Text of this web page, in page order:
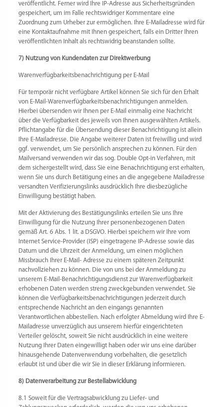
veröffentlicht. Ferner wird Ihre IP-Adresse aus Sicherheitsgründen
gespeichert, um im Falle rechtswidriger Kommentare eine
Zuordnung zum Urheber zur ermöglichen. Ihre E-Mailadresse wird für
eine Kontaktaufnahme mit Ihnen gespeichert, falls ein Dritter Ihren
veröffentlichten Inhalt als rechtswidrig beanstanden sollte.
7) Nutzung von Kundendaten zur Direktwerbung
Warenverfügbarkeitsbenachrichtigung per E-Mail
Für temporär nicht verfügbare Artikel können Sie sich für den Erhalt
von E-Mail-Warenverfügbarkeitsbenachrichtigungen anmelden.
Hierbei übersenden wir Ihnen per E-Mail einmalig eine Nachricht
über die Verfügbarkeit des jeweils von Ihnen ausgewählten Artikels.
Pflichtangabe für die Übersendung dieser Benachrichtigung ist allein
Ihre E-Mailadresse. Die Angabe weiterer Daten ist freiwillig und wird
ggf. verwendet, um Sie persönlich ansprechen zu können. Für den
Mailversand verwenden wir das sog. Double Opt-in Verfahren, mit
dem sichergestellt wird, dass Sie eine Benachrichtigung erst erhalten,
wenn Sie uns durch Betätigung eines an die angegebene Mailadresse
versandten Verifizierungslinks ausdrücklich Ihre diesbezügliche
Einwilligung bestätigt haben.
Mit der Aktivierung des Bestätigungslinks erteilen Sie uns Ihre
Einwilligung für die Nutzung Ihrer personenbezogenen Daten
gemäß Art. 6 Abs. 1 lit. a DSGVO. Hierbei speichern wir Ihre vom
Internet Service-Provider (ISP) eingetragene IP-Adresse sowie das
Datum und die Uhrzeit der Anmeldung, um einen möglichen
Missbrauch Ihrer E-Mail- Adresse zu einem späteren Zeitpunkt
nachvollziehen zu können. Die von uns bei der Anmeldung zu
unserem E-Mail-Benachrichtigungsdienst zur Warenverfügbarkeit
erhobenen Daten werden streng zweckgebunden verwendet. Sie
können die Verfügbarkeitsbenachrichtigungen jederzeit durch
entsprechende Nachricht an den eingangs genannten
Verantwortlichen abbestellen. Nach erfolgter Abmeldung wird Ihre E-
Mailadresse unverzüglich aus unserem hierfür eingerichteten
Verteiler gelöscht, soweit Sie nicht ausdrücklich in eine weitere
Nutzung Ihrer Daten eingewilligt haben oder wir uns eine darüber
hinausgehende Datenverwendung vorbehalten, die gesetzlich
erlaubt ist und über die wir Sie in dieser Erklärung informieren.
8) Datenverarbeitung zur Bestellabwicklung
8.1 Soweit für die Vertragsabwicklung zu Liefer- und